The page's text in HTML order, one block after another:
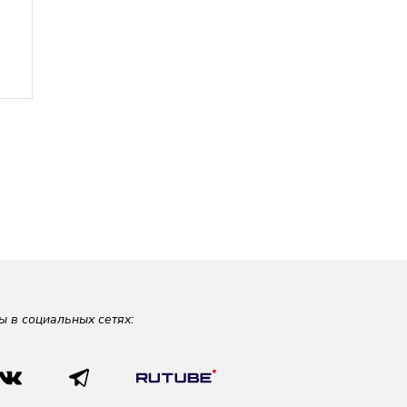
в социальных сетях: